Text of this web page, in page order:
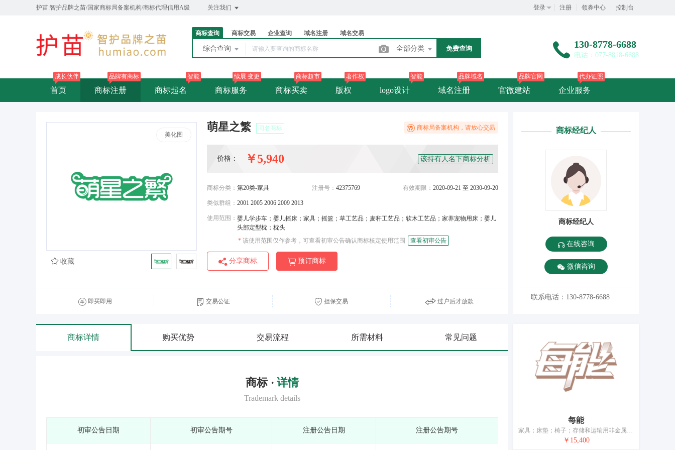
护苗:智护品牌之苗/国家商标局备案机构/商标代理信用A级 关注我们 登录 注册 领券中心 控制台
商标查询 商标交易 企业查询 域名注册 域名交易
综合查询 全部分类 免费查询 130-8778-6688
电话：077-8818-6688
首页
成长伙伴
商标注册
品牌有商标
商标起名
智能
商标服务
续展 变更
商标买卖
商标超市
版权
著作权
logo设计
智能
域名注册
品牌域名
官微建站
品牌官网
企业服务
代办证照
美化图
萌星之繁 同名商标 商标局备案机构，请放心交易
价格： ￥5,940 该持有人名下商标分析
商标分类： 第20类-家具 注册号： 42375769 有效期限： 2020-09-21 至 2030-09-20
类似群组： 2001 2005 2006 2009 2013
使用范围： 婴儿学步车；婴儿摇床；家具；摇篮；草工艺品；麦秆工艺品；软木工艺品；家养宠物用床；婴儿
头部定型枕；枕头
* 该使用范围仅作参考，可查看初审公告确认商标核定使用范围 查看初审公告
分享商标 预订商标
收藏
即买即用 交易公证 担保交易 过户后才放款
商标详情 购买优势 交易流程 所需材料 常见问题
商标 · 详情
Trademark details
初审公告日期 初审公告期号 注册公告日期 注册公告期号
商标经纪人
商标经纪人
在线咨询
微信咨询
联系电话：130-8778-6688
每能
家具；床垫；椅子；存储和运输用非金属容器；画框；竹木工艺品；非金属标示牌；家养宠物窝；家具用非金属附件；枕头
￥15,400